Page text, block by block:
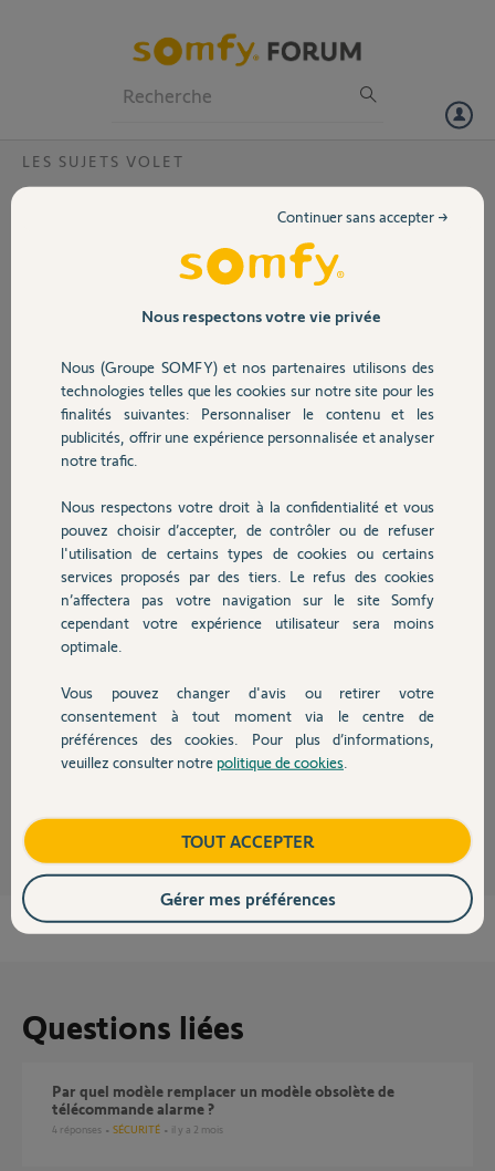
Volet
Sécurité
Domotique
Chauffage
Autres produits
Devis avec un pro
Contact
LES SUJETS VOLET
Remplacement pièce obsolète
Bonjour,
Je souhaite acheter 3
modèle 1780758 pour
filaire. Mais cette pièce
n'existe plus. Savez quelle est la pièce qui remplace cet ancien produit
Merci,
Marianne
il y a environ 2 ans
Participer au fil de discussion
Réponses
Vous devriez trouver sur le site "piècevolet".
Bonne journée à vous.
Questions liées
Par quel modèle remplacer un modèle obsolète de
télécommande alarme ?
4 réponses SÉCURITÉ il y a 2 mois
Nous respectons votre vie privée
Nous (Groupe SOMFY) et nos partenaires utilisons des
technologies telles que les cookies sur notre site pour les
finalités suivantes: Personnaliser le contenu et les
publicités, offrir une expérience personnalisée et analyser
notre trafic.
Nous respectons votre droit à la confidentialité et vous
pouvez choisir d’accepter, de contrôler ou de refuser
l'utilisation de certains types de cookies ou certains
services proposés par des tiers. Le refus des cookies
n’affectera pas votre navigation sur le site Somfy
cependant votre expérience utilisateur sera moins
optimale.
Vous pouvez changer d'avis ou retirer votre
consentement à tout moment via le centre de
préférences des cookies. Pour plus d’informations,
veuillez consulter notre politique de cookies
Continuer sans accepter →
TOUT ACCEPTER
Gérer mes préférences